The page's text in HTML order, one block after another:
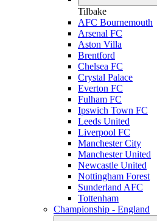
Tilbake
AFC Bournemouth
Arsenal FC
Aston Villa
Brentford
Chelsea FC
Crystal Palace
Everton FC
Fulham FC
Ipswich Town FC
Leeds United
Liverpool FC
Manchester City
Manchester United
Newcastle United
Nottingham Forest
Sunderland AFC
Tottenham
Championship - England